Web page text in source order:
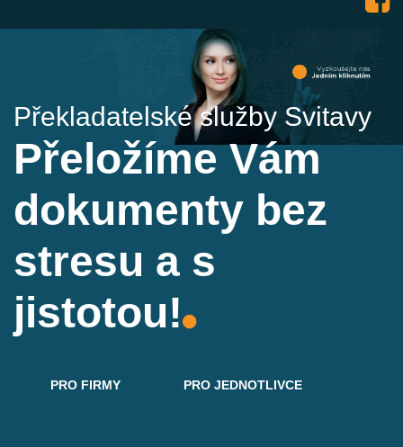
Překladatelské služby Svitavy
Přeložíme Vám
dokumenty bez
stresu a s
jistotou!
PRO FIRMY PRO JEDNOTLIVCE